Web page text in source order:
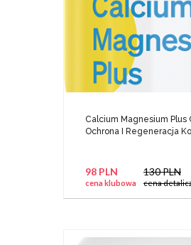
Calcium Magnesium Plus
Ochrona I Regeneracja
98 PLN
cena klubowa
130 PLN
cena